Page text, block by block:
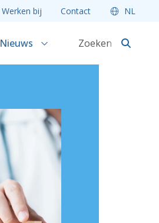
Werken bij Contact NL
Nieuws